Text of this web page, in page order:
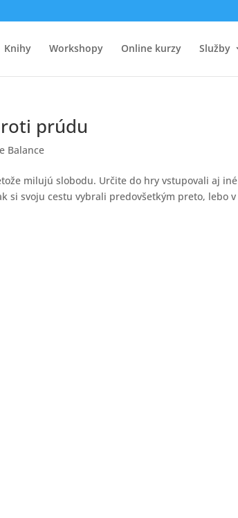
Knihy Workshopy Online kurzy Služby
prúdu
Balance
milujú slobodu. Určite do hry vstupovali aj iné
si svoju cestu vybrali predovšetkým preto, lebo v